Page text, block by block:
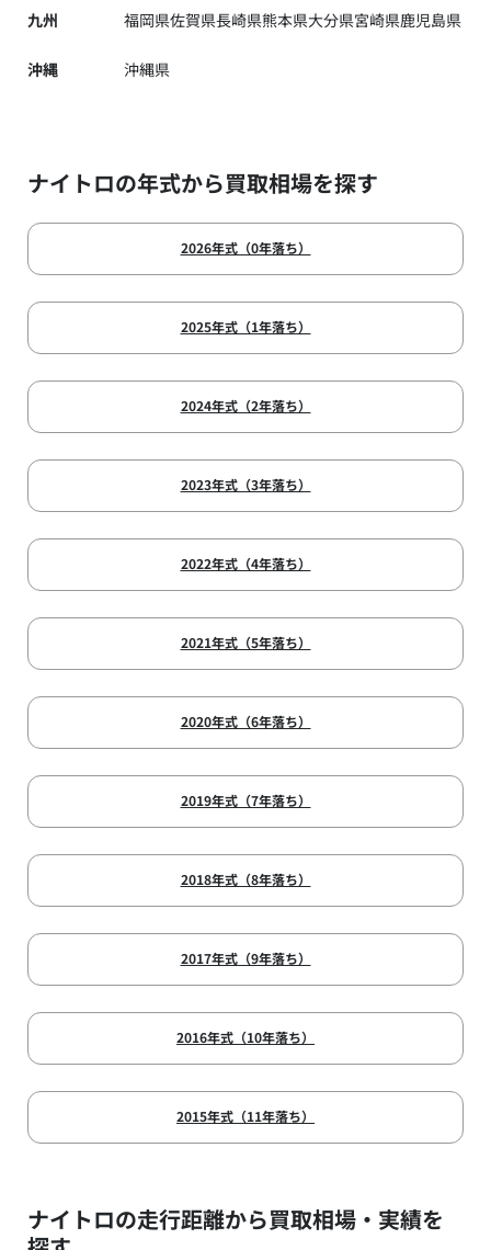
九州 福岡県佐賀県長崎県熊本県大分県宮崎県鹿児島県
沖縄 沖縄県
ナイトロの年式から買取相場を探す
2026年式（0年落ち）
2025年式（1年落ち）
2024年式（2年落ち）
2023年式（3年落ち）
2022年式（4年落ち）
2021年式（5年落ち）
2020年式（6年落ち）
2019年式（7年落ち）
2018年式（8年落ち）
2017年式（9年落ち）
2016年式（10年落ち）
2015年式（11年落ち）
ナイトロの走行距離から買取相場・実績を